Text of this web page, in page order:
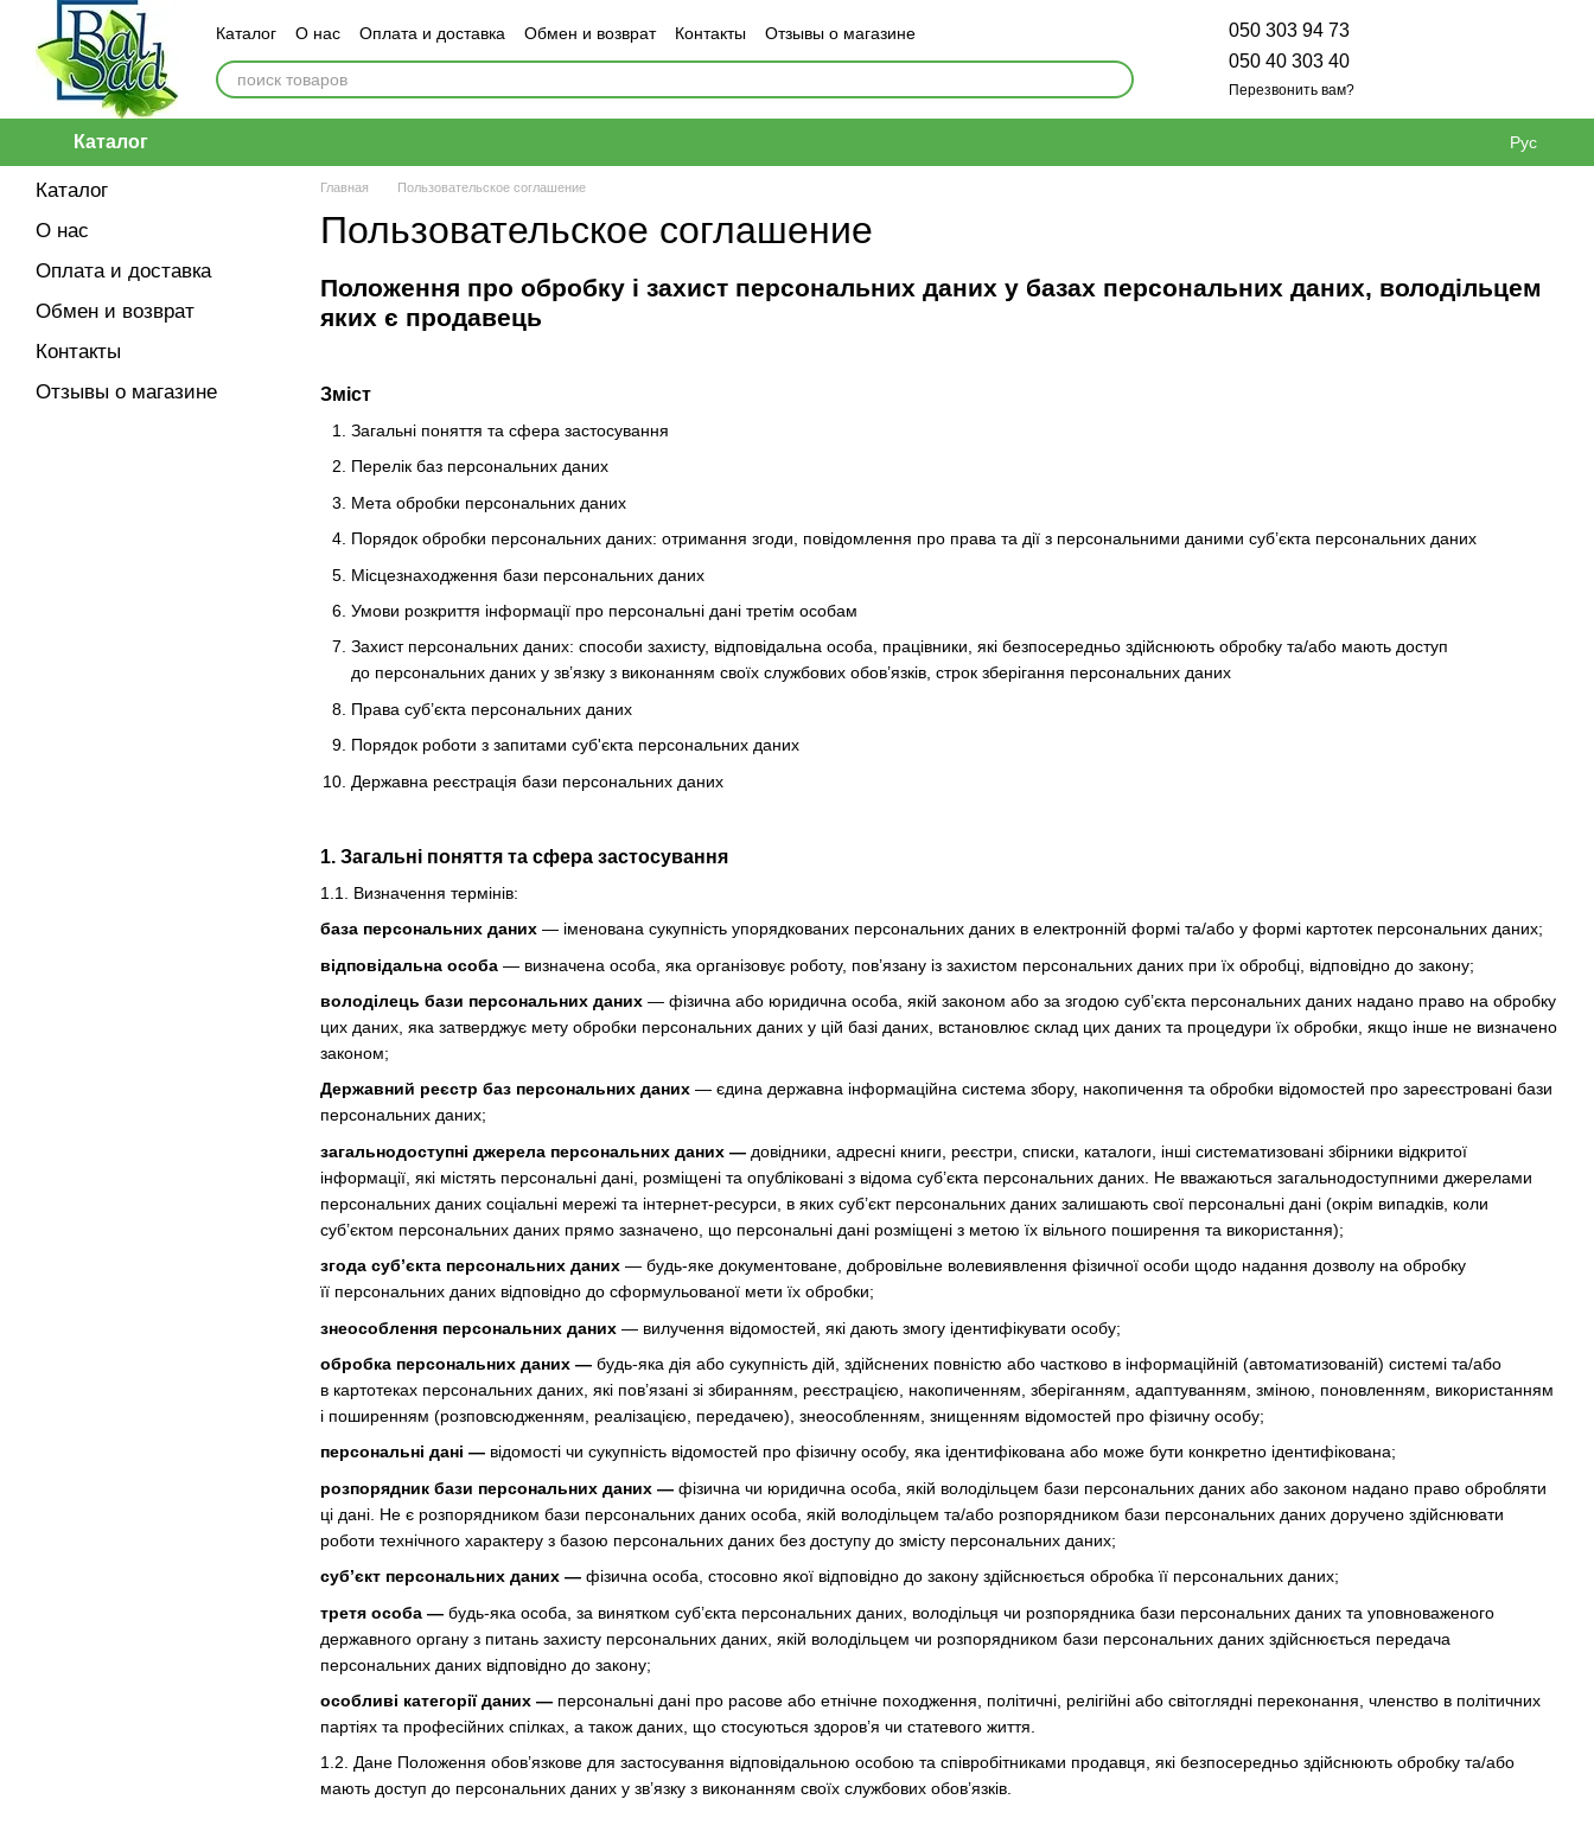
Перейти к основному контенту
Каталог О нас Оплата и доставка Обмен и возврат Контакты Отзывы о магазине
050 303 94 73
050 40 303 40
Перезвонить вам?
Каталог Рус
Главная Пользовательское соглашение
Пользовательское соглашение
Положення про обробку і захист персональних даних у базах персональних даних, володільцем
яких є продавець
Зміст
Загальні поняття та сфера застосування
Перелік баз персональних даних
Мета обробки персональних даних
Порядок обробки персональних даних: отримання згоди, повідомлення про права та дії з персональними даними суб’єкта персональних даних
Місцезнаходження бази персональних даних
Умови розкриття інформації про персональні дані третім особам
Захист персональних даних: способи захисту, відповідальна особа, працівники, які безпосередньо здійснюють обробку та/або мають доступ
до персональних даних у зв’язку з виконанням своїх службових обов’язків, строк зберігання персональних даних
Права суб’єкта персональних даних
Порядок роботи з запитами суб'єкта персональних даних
Державна реєстрація бази персональних даних
1. Загальні поняття та сфера застосування
1.1. Визначення термінів:
база персональних даних — іменована сукупність упорядкованих персональних даних в електронній формі та/або у формі картотек персональних даних;
відповідальна особа — визначена особа, яка організовує роботу, пов’язану із захистом персональних даних при їх обробці, відповідно до закону;
володілець бази персональних даних — фізична або юридична особа, якій законом або за згодою суб’єкта персональних даних надано право на обробку
цих даних, яка затверджує мету обробки персональних даних у цій базі даних, встановлює склад цих даних та процедури їх обробки, якщо інше не визначено
законом;
Державний реєстр баз персональних даних — єдина державна інформаційна система збору, накопичення та обробки відомостей про зареєстровані бази
персональних даних;
загальнодоступні джерела персональних даних — довідники, адресні книги, реєстри, списки, каталоги, інші систематизовані збірники відкритої
інформації, які містять персональні дані, розміщені та опубліковані з відома суб’єкта персональних даних. Не вважаються загальнодоступними джерелами
персональних даних соціальні мережі та інтернет-ресурси, в яких суб’єкт персональних даних залишають свої персональні дані (окрім випадків, коли
суб’єктом персональних даних прямо зазначено, що персональні дані розміщені з метою їх вільного поширення та використання);
згода суб’єкта персональних даних — будь-яке документоване, добровільне волевиявлення фізичної особи щодо надання дозволу на обробку
її персональних даних відповідно до сформульованої мети їх обробки;
знеособлення персональних даних — вилучення відомостей, які дають змогу ідентифікувати особу;
обробка персональних даних — будь-яка дія або сукупність дій, здійснених повністю або частково в інформаційній (автоматизованій) системі та/або
в картотеках персональних даних, які пов’язані зі збиранням, реєстрацією, накопиченням, зберіганням, адаптуванням, зміною, поновленням, використанням
і поширенням (розповсюдженням, реалізацією, передачею), знеособленням, знищенням відомостей про фізичну особу;
персональні дані — відомості чи сукупність відомостей про фізичну особу, яка ідентифікована або може бути конкретно ідентифікована;
розпорядник бази персональних даних — фізична чи юридична особа, якій володільцем бази персональних даних або законом надано право обробляти
ці дані. Не є розпорядником бази персональних даних особа, якій володільцем та/або розпорядником бази персональних даних доручено здійснювати
роботи технічного характеру з базою персональних даних без доступу до змісту персональних даних;
суб’єкт персональних даних — фізична особа, стосовно якої відповідно до закону здійснюється обробка її персональних даних;
третя особа — будь-яка особа, за винятком суб’єкта персональних даних, володільця чи розпорядника бази персональних даних та уповноваженого
державного органу з питань захисту персональних даних, якій володільцем чи розпорядником бази персональних даних здійснюється передача
персональних даних відповідно до закону;
особливі категорії даних — персональні дані про расове або етнічне походження, політичні, релігійні або світоглядні переконання, членство в політичних
партіях та професійних спілках, а також даних, що стосуються здоров’я чи статевого життя.
1.2. Дане Положення обов’язкове для застосування відповідальною особою та співробітниками продавця, які безпосередньо здійснюють обробку та/або
мають доступ до персональних даних у зв’язку з виконанням своїх службових обов’язків.
Каталог
О нас
Оплата и доставка
Обмен и возврат
Контакты
Отзывы о магазине